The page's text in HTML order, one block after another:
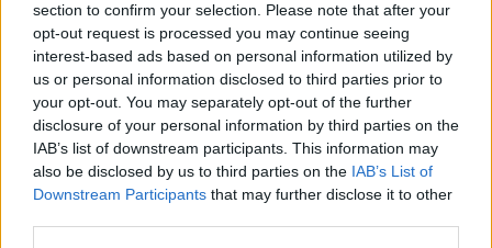
section to confirm your selection. Please note that after your
opt-out request is processed you may continue seeing
interest-based ads based on personal information utilized by
us or personal information disclosed to third parties prior to
your opt-out. You may separately opt-out of the further
disclosure of your personal information by third parties on the
IAB’s list of downstream participants. This information may
also be disclosed by us to third parties on the IAB’s List of
Downstream Participants that may further disclose it to other